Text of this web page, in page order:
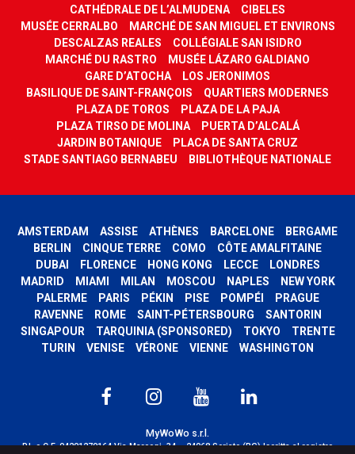
CATHÉDRALE DE L’ALMUDENA
CIBELES
MUSÉE CERRALBO
MARCHÉ DE SAN MIGUEL ET ENVIRONS
DESCALZAS REALES
COLLÉGIALE SAN ISIDRO
MARCHÉ DU RASTRO
MUSÉE LÁZARO GALDIANO
GARE D’ATOCHA
LOS JERONIMOS
BASILIQUE DE SAINT-FRANÇOIS
QUARTIERS MODERNES
PLAZA DE TOROS
PLAZA DE LA PAJA
PLAZA TIRSO DE MOLINA
PUERTA D’ALCALÁ
JARDIN BOTANIQUE
PLACA DE SANTA CRUZ
STADE SANTIAGO BERNABEU
BIBLIOTHÈQUE NATIONALE
AMSTERDAM ASSISE ATHÈNES BARCELONE
BERGAME
BERLIN
CINQUE TERRE COMO
CÔTE AMALFITAINE
DUBAI
FLORENCE HONG KONG LECCE
LONDRES
MADRID
MIAMI MILAN MOSCOU NAPLES
NEW YORK
PALERME
PARIS PÉKIN PISE POMPÉI
PRAGUE
RAVENNE
ROME SAINT-PÉTERSBOURG
SANTORIN
SINGAPOUR
TARQUINIA (SPONSORED) TOKYO
TRENTE
TURIN
VENISE VÉRONE VIENNE WASHINGTON
MyWoWo s.r.l.
P.I. e C.F. 04201270164 Via Marconi, 34 – 24068 Seriate (BG) Iscritta al registro